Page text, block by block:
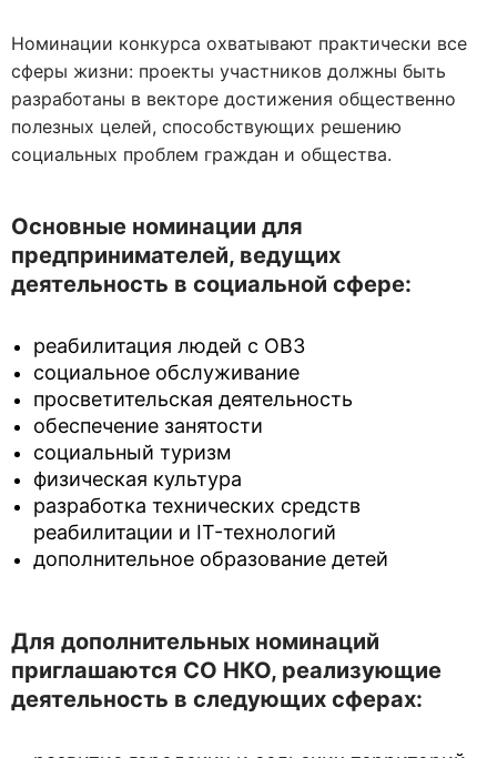
Номинации конкурса охватывают практически все
сферы жизни: проекты участников должны быть
разработаны в векторе достижения общественно
полезных целей, способствующих решению
социальных проблем граждан и общества.
Основные номинации для
предпринимателей, ведущих
деятельность в социальной сфере:
реабилитация людей с ОВЗ
социальное обслуживание
просветительская деятельность
обеспечение занятости
социальный туризм
физическая культура
разработка технических средств
реабилитации и IT-технологий
дополнительное образование детей
Для дополнительных номинаций
приглашаются СО НКО, реализующие
деятельность в следующих сферах: